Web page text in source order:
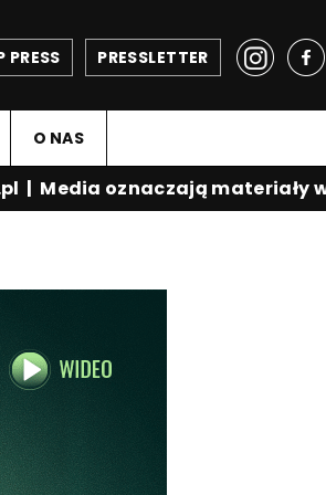
PRESSLETTER
PRESS
O NAS
|Media oznaczają materiały